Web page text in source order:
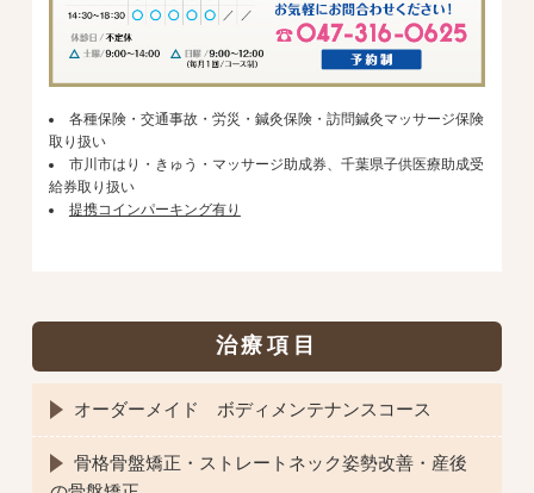
各種保険・交通事故・労災・鍼灸保険・訪問鍼灸マッサージ保険
取り扱い
市川市はり・きゅう・マッサージ助成券、千葉県子供医療助成受
給券取り扱い
提携コインパーキング有り
治療項目
オーダーメイド ボディメンテナンスコース
骨格骨盤矯正・ストレートネック姿勢改善・産後